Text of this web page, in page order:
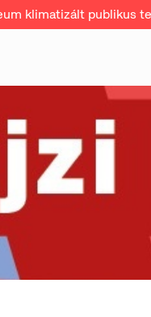
klimatizált publikus